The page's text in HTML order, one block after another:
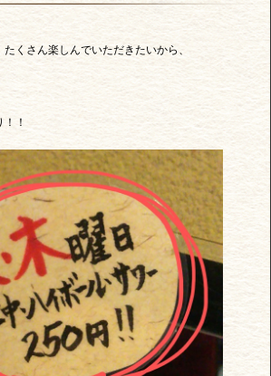
くさん楽しんでいただきたいから、
！